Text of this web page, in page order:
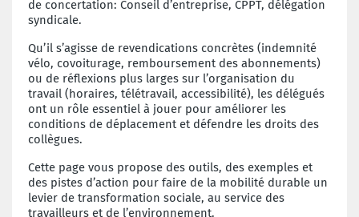
de concertation: Conseil d’entreprise, CPPT, délégation
syndicale.
Qu’il s’agisse de revendications concrètes (indemnité
vélo, covoiturage, remboursement des abonnements)
ou de réflexions plus larges sur l’organisation du
travail (horaires, télétravail, accessibilité), les délégués
ont un rôle essentiel à jouer pour améliorer les
conditions de déplacement et défendre les droits des
collègues.
Cette page vous propose des outils, des exemples et
des pistes d’action pour faire de la mobilité durable un
levier de transformation sociale, au service des
travailleurs et de l’environnement.